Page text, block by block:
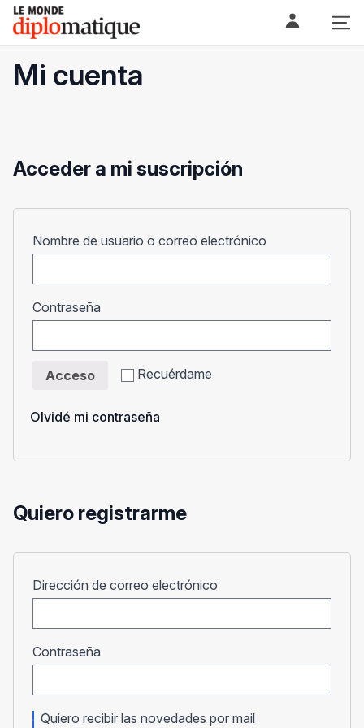
Skip
content
Le monde diplomatique
Mi cuenta
Acceder a mi suscripción
Nombre de usuario o correo electrónico
Contraseña
Recuérdame
Acceso
Olvidé mi contraseña
Quiero registrarme
Dirección de correo electrónico
Contraseña
Quiero recibir las novedades por mail